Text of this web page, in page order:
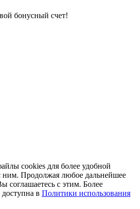
бонусный счет!
cookies для более удобной
ним. Продолжая любое дальнейшее
соглашаетесь с этим. Более
в Политики использования